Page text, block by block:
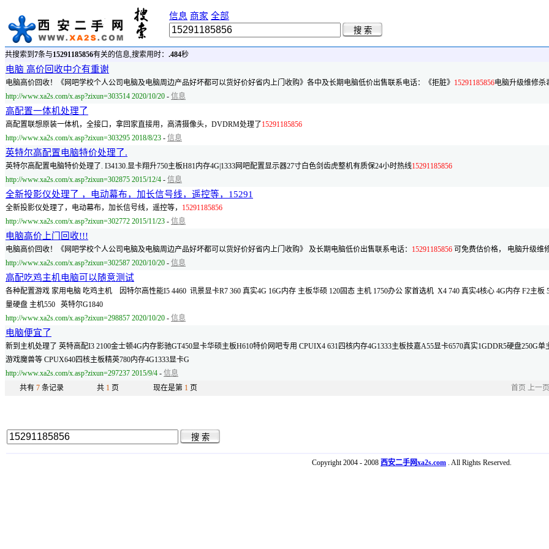
信息 商家 全部
共搜索到 7条与15291185856有关的信息,搜索用时： .484秒
电脑 高价回收中介有重谢
电脑高价回收！《网吧学校个人公司电脑及电脑周边产品好坏都可以货好价好省内上门收购》各中及长期电脑低价出售联系电话：《拒脏》 15291185856电脑升级维修杀
http://www.xa2s.com/x.asp?zixun=303514 2020/10/20 - 信息
高配置一体机处理了
高配置联想原装一体机，全接口，拿回家直接用，高清摄像头，DVDRM处理了 15291185856
http://www.xa2s.com/x.asp?zixun=303295 2018/8/23 - 信息
英特尔高配置电脑特价处理了.
英特尔高配置电脑特价处理了. I34130.显卡翔升750主板H81内存4G|1333网吧配置显示器27寸白色剑齿虎整机有质保24小时热线15291185856
http://www.xa2s.com/x.asp?zixun=302875 2015/12/4 - 信息
全新投影仪处理了 ，电动幕布，加长信号线，遥控等，15291
全新投影仪处理了，电动幕布，加长信号线，遥控等， 15291185856
http://www.xa2s.com/x.asp?zixun=302772 2015/11/23 - 信息
电脑高价上门回收!!!
电脑高价回收！《网吧学校个人公司电脑及电脑周边产品好坏都可以货好价好省内上门收购》 及长期电脑低价出售联系电话： 15291185856 可免费估价格， 电脑升级维
http://www.xa2s.com/x.asp?zixun=302587 2020/10/20 - 信息
高配吃鸡主机电脑可以随意测试
各种配置游戏 家用电脑 吃鸡主机 因特尔高性能I5 4460 讯景显卡R7 360 真实4G 16G内存 主板华硕 120固态 主机 1750办公 家首选机 X4 740 真实4核心 4G内存 F2主板
量硬盘 主机550 英特尔G1840
http://www.xa2s.com/x.asp?zixun=298857 2020/10/20 - 信息
电脑便宜了
新到主机处理了 英特高配I3 2100金士顿4G内存影驰GT450显卡华硕主板H610特价网吧专用 CPUIX4 631四核内存4G1333主板技嘉A55显卡6570真实1GDDR5硬盘250G单
游戏魔兽等 CPUX640四核主板精英780内存4G1333显卡G
http://www.xa2s.com/x.asp?zixun=297237 2015/9/4 - 信息
共有 7条记录 共 1 页 现在是第 1 页 首页 上一页
Copyright 2004 - 2008 西安二手网xa2s.com . All Rights Reserved.